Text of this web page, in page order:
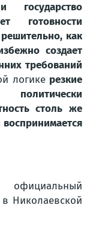
государство
готовности
как
создает
требований
логике резкие
столь же